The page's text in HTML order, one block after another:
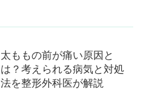
太ももの前が痛い原因と
は？考えられる病気と対処
法を整形外科医が解説